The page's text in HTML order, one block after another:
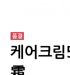
케어크